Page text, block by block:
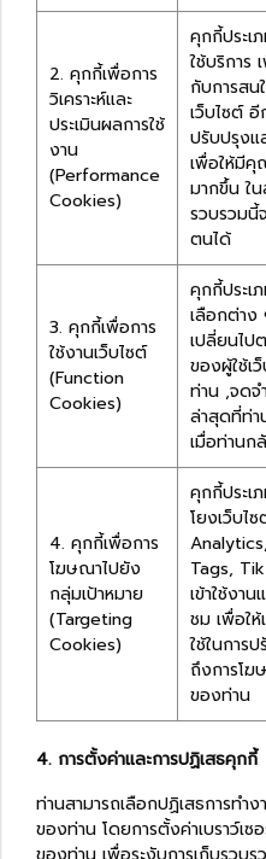
2. คุกกี้เพื่อการ
วิเคราะห์และ
ประเมินผลการใช้
งาน
(Performance
Cookies)
คุกกี้ประเ
ใช้บริการ
กับการสน
เว็บไซต์
ปรับปรุงแ
เพื่อให้มีคุ
มากขึ้น ใ
รวบรวมนี้
ตนได้
3. คุกกี้เพื่อการ
ใช้งานเว็บไซต์
(Function
Cookies)
คุกกี้ประเ
เลือกต่าง
เปลี่ยนไป
ของผู้ใช้เ
ท่าน ,จดจ
ล่าสุดที่ท่า
เมื่อท่านก
4. คุกกี้เพื่อการ
โฆษณาไปยัง
กลุ่มเป้าหมาย
(Targeting
Cookies)
คุกกี้ประเ
โยงเว็บไ
Tags,
เข้าใช้งา
ชม เพื่อให้
ใช้ในการ
ถึงการโฆ
ของท่าน
4. การตั้งค่าและการปฏิเสธคุกกี้
ท่านสามารถเลือกปฏิเสธการท
ของท่าน โดยการตั้งค่าเบราว์เ